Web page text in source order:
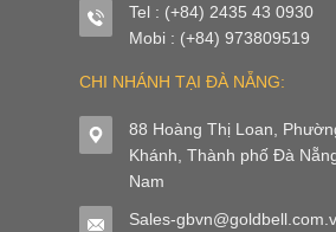
Tel : (+84) 2435 43 0930
Mobi : (+84) 973809519
CHI NHÁNH TẠI ĐÀ NẴNG:
88 Hoàng Thị Loan,
Khánh, Thành phố Đà
Nam
Sales-